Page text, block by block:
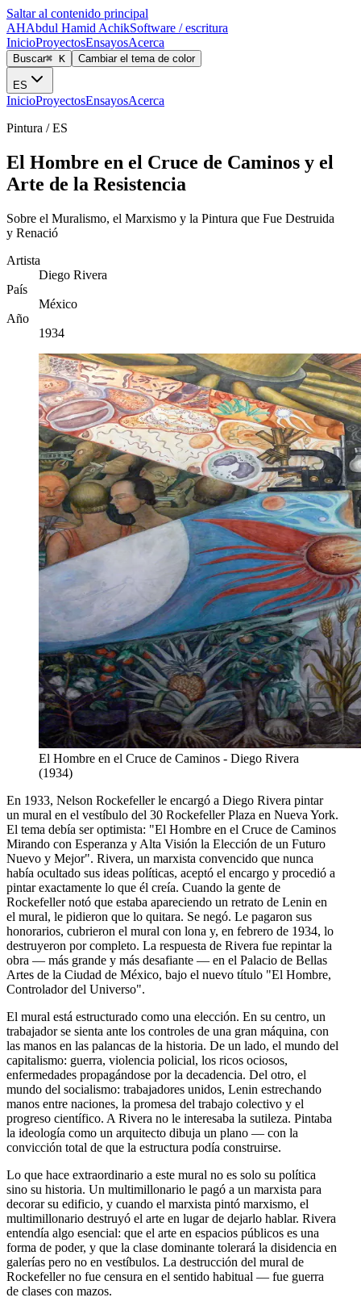
Saltar al contenido principal
AHAbdul Hamid AchikSoftware / escritura
InicioProyectosEnsayosAcerca
Buscar⌘ K Cambiar el tema de color
ES
InicioProyectosEnsayosAcerca
Pintura /ES
El Hombre en el Cruce de Caminos y el
Arte de la Resistencia
Sobre el Muralismo, el Marxismo y la Pintura que Fue Destruida
y Renació
Artista
Diego Rivera
País
México
Año
1934
El Hombre en el Cruce de Caminos - Diego Rivera
(1934)
En 1933, Nelson Rockefeller le encargó a Diego Rivera pintar
un mural en el vestíbulo del 30 Rockefeller Plaza en Nueva York.
El tema debía ser optimista: "El Hombre en el Cruce de Caminos
Mirando con Esperanza y Alta Visión la Elección de un Futuro
Nuevo y Mejor". Rivera, un marxista convencido que nunca
había ocultado sus ideas políticas, aceptó el encargo y procedió a
pintar exactamente lo que él creía. Cuando la gente de
Rockefeller notó que estaba apareciendo un retrato de Lenin en
el mural, le pidieron que lo quitara. Se negó. Le pagaron sus
honorarios, cubrieron el mural con lona y, en febrero de 1934, lo
destruyeron por completo. La respuesta de Rivera fue repintar la
obra — más grande y más desafiante — en el Palacio de Bellas
Artes de la Ciudad de México, bajo el nuevo título "El Hombre,
Controlador del Universo".
El mural está estructurado como una elección. En su centro, un
trabajador se sienta ante los controles de una gran máquina, con
las manos en las palancas de la historia. De un lado, el mundo del
capitalismo: guerra, violencia policial, los ricos ociosos,
enfermedades propagándose por la decadencia. Del otro, el
mundo del socialismo: trabajadores unidos, Lenin estrechando
manos entre naciones, la promesa del trabajo colectivo y el
progreso científico. A Rivera no le interesaba la sutileza. Pintaba
la ideología como un arquitecto dibuja un plano — con la
convicción total de que la estructura podía construirse.
Lo que hace extraordinario a este mural no es solo su política
sino su historia. Un multimillonario le pagó a un marxista para
decorar su edificio, y cuando el marxista pintó marxismo, el
multimillonario destruyó el arte en lugar de dejarlo hablar. Rivera
entendía algo esencial: que el arte en espacios públicos es una
forma de poder, y que la clase dominante tolerará la disidencia en
galerías pero no en vestíbulos. La destrucción del mural de
Rockefeller no fue censura en el sentido habitual — fue guerra
de clases con mazos.